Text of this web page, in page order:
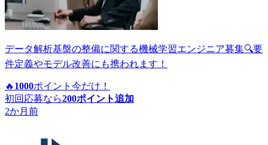
データ解析基盤の整備に関する機械学習エンジニア募集🔍要
件定義やモデル改善にも携われます！
🔥 1000ポイント 今だけ！
初回応募なら200ポイント追加
2か月前